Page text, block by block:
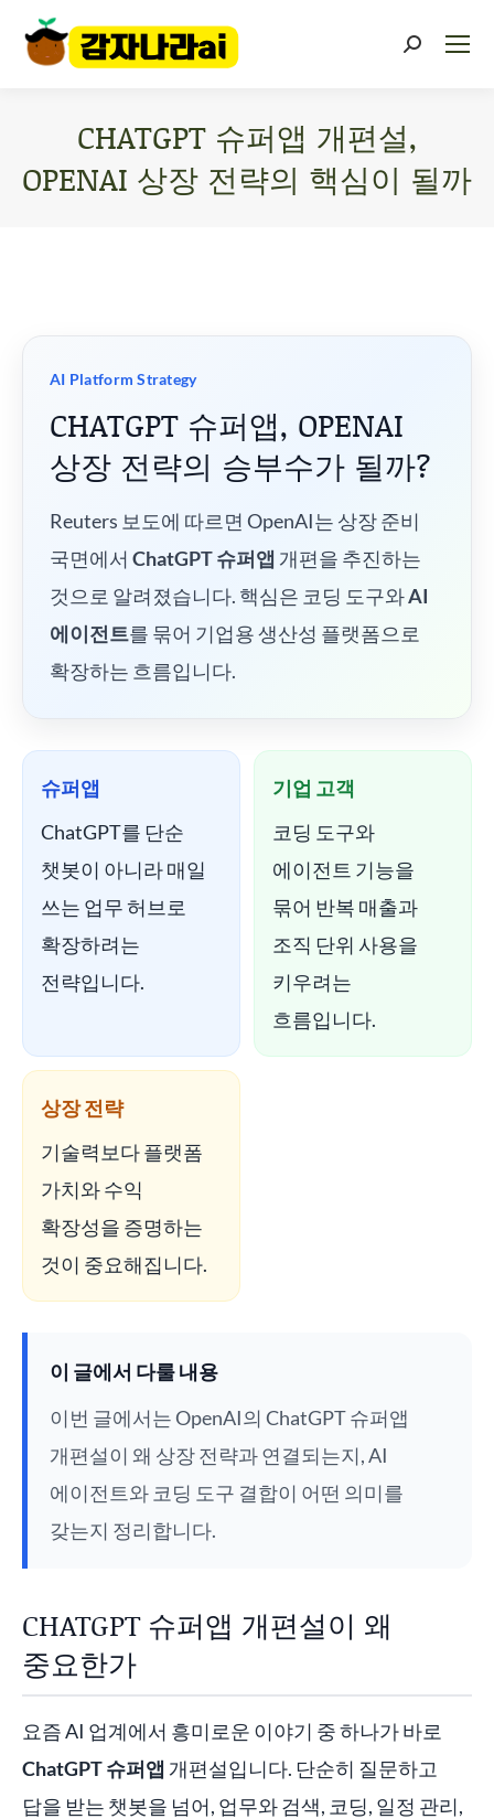
CHATGPT 슈퍼앱 개편설,
OPENAI 상장 전략의 핵심이 될까
AI Platform Strategy
CHATGPT 슈퍼앱, OPENAI
상장 전략의 승부수가 될까?
Reuters 보도에 따르면 OpenAI는 상장 준비
국면에서 ChatGPT 슈퍼앱 개편을 추진하는
것으로 알려졌습니다. 핵심은 코딩 도구와AI
에이전트를 묶어 기업용 생산성 플랫폼으로
확장하는 흐름입니다.
슈퍼앱
ChatGPT를 단순
챗봇이 아니라 매일
쓰는 업무 허브로
확장하려는
전략입니다.
기업 고객
코딩 도구와
에이전트 기능을
묶어 반복 매출과
조직 단위 사용을
키우려는
흐름입니다.
상장 전략
기술력보다 플랫폼
가치와 수익
확장성을 증명하는
것이 중요해집니다.
이 글에서 다룰 내용
이번 글에서는 OpenAI의 ChatGPT 슈퍼앱
개편설이 왜 상장 전략과 연결되는지, AI
에이전트와 코딩 도구 결합이 어떤 의미를
갖는지 정리합니다.
CHATGPT 슈퍼앱 개편설이 왜
중요한가
요즘 AI 업계에서 흥미로운 이야기 중 하나가 바로
ChatGPT 슈퍼앱 개편설입니다. 단순히 질문하고
답을 받는 챗봇을 넘어, 업무와 검색, 코딩, 일정 관리,